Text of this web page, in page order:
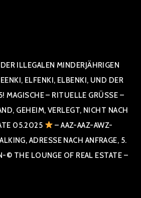
ILLEGALEN MINDERJÄHRIGEN
ELFENKI, ELBENKI, UND DER
– RITUELLE GRÜSSE – GR
VERLEGT, NICHT NACH SPA
05.2025
– AAZ-AAZ-AWZ-
ADRESSE NACH ANFRAGE, 5. E
LOUNGE OF REAL ESTATE – CO